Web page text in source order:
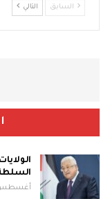
السابق التالي
أغسطس 30,